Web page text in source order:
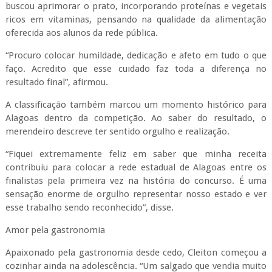
buscou aprimorar o prato, incorporando proteínas e vegetais
ricos em vitaminas, pensando na qualidade da alimentação
oferecida aos alunos da rede pública.
“Procuro colocar humildade, dedicação e afeto em tudo o que
faço. Acredito que esse cuidado faz toda a diferença no
resultado final”, afirmou.
A classificação também marcou um momento histórico para
Alagoas dentro da competição. Ao saber do resultado, o
merendeiro descreve ter sentido orgulho e realização.
“Fiquei extremamente feliz em saber que minha receita
contribuiu para colocar a rede estadual de Alagoas entre os
finalistas pela primeira vez na história do concurso. É uma
sensação enorme de orgulho representar nosso estado e ver
esse trabalho sendo reconhecido”, disse.
Amor pela gastronomia
Apaixonado pela gastronomia desde cedo, Cleiton começou a
cozinhar ainda na adolescência. “Um salgado que vendia muito